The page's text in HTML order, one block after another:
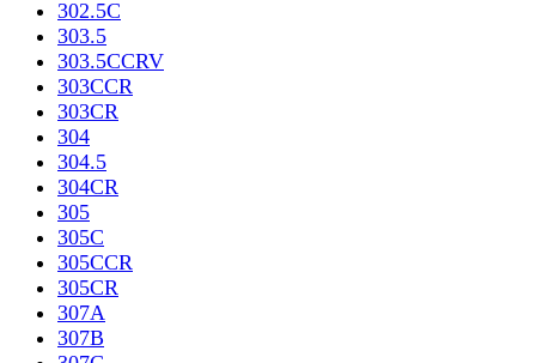
302.5C
303.5
303.5CCRV
303CCR
303CR
304
304.5
304CR
305
305C
305CCR
305CR
307A
307B